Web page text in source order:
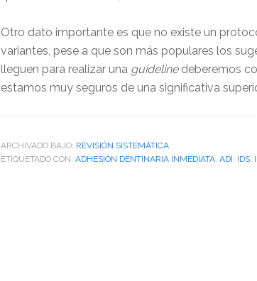
Otro dato importante es que no existe un
variantes, pese a que son más populares los
lleguen para realizar una guidelinedeberemos
estamos muy seguros de una significativa
ARCHIVADO BAJO: REVISIÓN SISTEMÁTICA
ETIQUETADO CON: ADHESIÓN DENTINARIA INMEDIATA, ADI, IDS,